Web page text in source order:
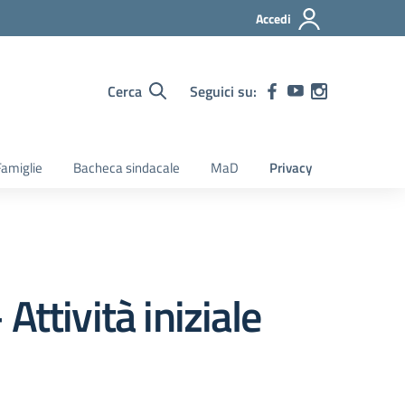
Accedi
Cerca Seguici su:
Bacheca sindacale MaD Privacy
Attività iniziale